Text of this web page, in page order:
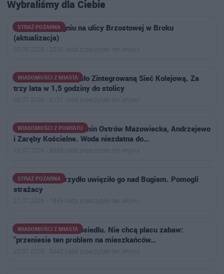
Wybraliśmy dla Ciebie
STRAŻ POŻARNA
Samochód w ogniu na ulicy Brzostowej w Broku
(aktualizacja)
05.08.2026 · 2236 osób przeczytało ten artykuł
WIADOMOŚCI Z MIASTA
Ministerstwo pokazało Zintegrowaną Sieć Kolejową. Za
trzy lata w 1,5 godziny do stolicy
09.07.2026 · 6151 osób przeczytało ten artykuł
WIADOMOŚCI Z POWIATU
Uwaga mieszkańcy gmin Ostrów Mazowiecka, Andrzejewo
i Zaręby Kościelne. Woda niezdatna do…
10.07.2026 · 6865 osób przeczytało ten artykuł
STRAŻ POŻARNA
Uszkodzone skrzydło uwięziło go nad Bugiem. Pomogli
strażacy
27.07.2026 · 1845 osób przeczytało ten artykuł
WIADOMOŚCI Z MIASTA
Narasta konflikt na osiedlu. Nie chcą placu zabaw:
"przeniesie ten problem na mieszkańców…
20.07.2026 · 8442 osób przeczytało ten artykuł